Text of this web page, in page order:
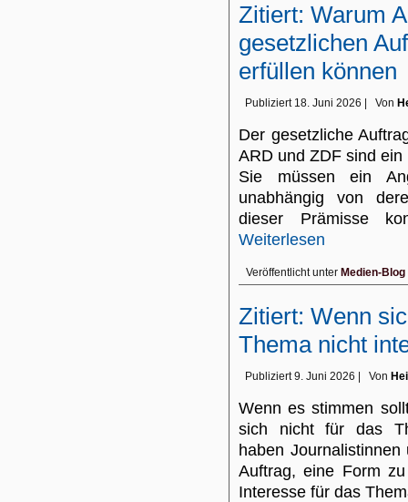
Zitiert: Warum
gesetzlichen
erfüllen können
Publiziert 18. Juni 2026 Von
Der gesetzliche
ARD und ZDF sind
Sie müssen ein
unabhängig von
dieser Prämisse
Weiterlesen
Veröffentlicht unter Medien-Blog
Zitiert: Wenn
Thema nicht
Publiziert 9. Juni 2026 Von
Wenn es stimmen
sich nicht für das
haben
Auftrag, eine Form
Interesse für das